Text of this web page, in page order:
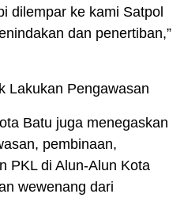
dilempar ke kami Satpol
dan penertiban,”
Lakukan Pengawasan
Batu juga menegaskan
pembinaan,
PKL di Alun-Alun Kota
wewenang dari